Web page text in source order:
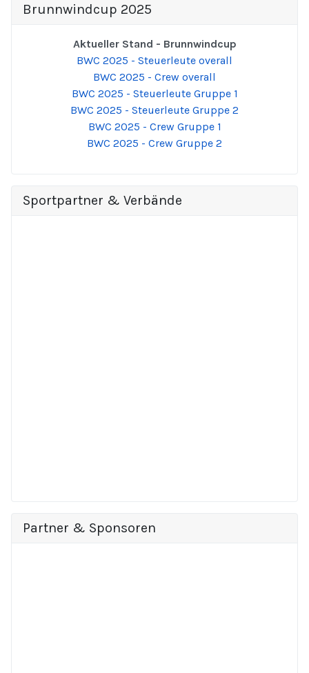
Brunnwindcup 2025
Aktueller Stand - Brunnwindcup
BWC 2025 - Steuerleute overall
BWC 2025 - Crew overall
BWC 2025 - Steuerleute Gruppe 1
BWC 2025 - Steuerleute Gruppe 2
BWC 2025 - Crew Gruppe 1
BWC 2025 - Crew Gruppe 2
Sportpartner & Verbände
Partner & Sponsoren